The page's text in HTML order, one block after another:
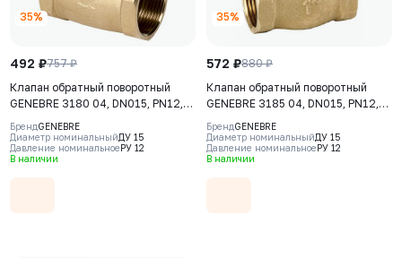
492 ₽757 ₽
35%
Клапан обратный поворотный
GENEBRE 3180 04, DN015, PN12,
корпус - латунь (CW617N),
клапан – латунь (CW617N) + NBR,
ВР/ВР
БрендGENEBRE
Диаметр номинальныйДУ 15
Давление номинальноеРУ 12
В наличии
572 ₽880 ₽
35%
Клапан обратный поворотный
GENEBRE 3185 04, DN015, PN12,
корпус - латунь (CW617N),
клапан – латунь (CW617N), ВР/ВР,
резьба BSPP
БрендGENEBRE
Диаметр номинальныйДУ 15
Давление номинальноеРУ 12
В наличии